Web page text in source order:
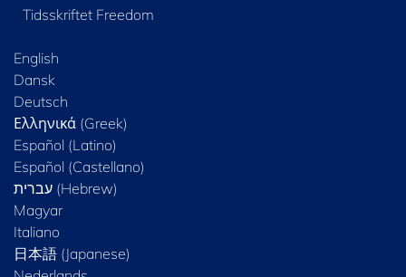
Tidsskriftet Freedom
English
Dansk
Deutsch
Ελληνικά (Greek)
Español (Latino)
Español (Castellano)
Magyar
Italiano
日本語 (Japanese)